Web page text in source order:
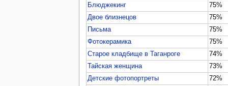
Блюджекинг
75%
Двое близнецов
75%
Письма
75%
Фотокерамика
75%
Старое кладбище в Таганроге
74%
Тайская женщина
73%
Детские фотопортреты
72%